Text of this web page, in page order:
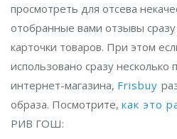
просмотреть для отсева
отобранные вами отзывы сразу
карточки товаров. При этом
использовано сразу несколько
интернет-магазина, Frisbuy
образа. Посмотрите, как это
РИВ ГОШ: